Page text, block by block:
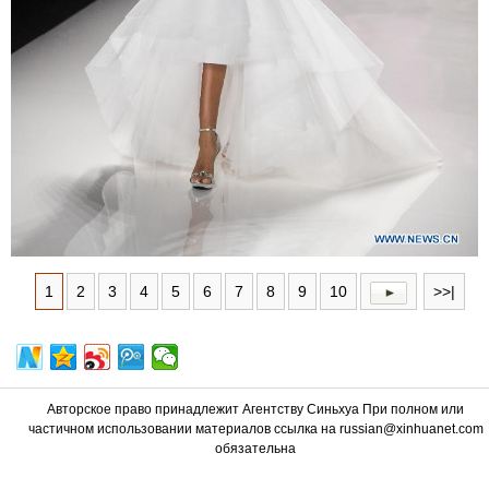
1 2 3 4 5 6 7 8 9 10 >>|
Авторское право принадлежит Агентству Синьхуа При полном или
частичном использовании материалов ссылка на russian@xinhuanet.com
обязательна